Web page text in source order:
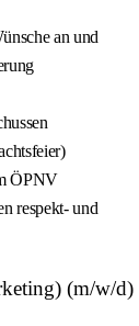
an und
ÖPNV
respekt- und
(m/w/d)